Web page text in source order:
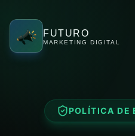
FUTURO
MARKETING DIGITAL
Agência de Marketing
POLÍTICA DE